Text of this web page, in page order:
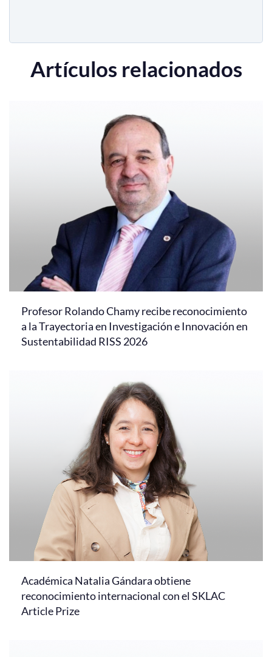
Artículos relacionados
Profesor Rolando Chamy recibe reconocimiento
a la Trayectoria en Investigación e Innovación en
Sustentabilidad RISS 2026
Académica Natalia Gándara obtiene
reconocimiento internacional con el SKLAC
Article Prize